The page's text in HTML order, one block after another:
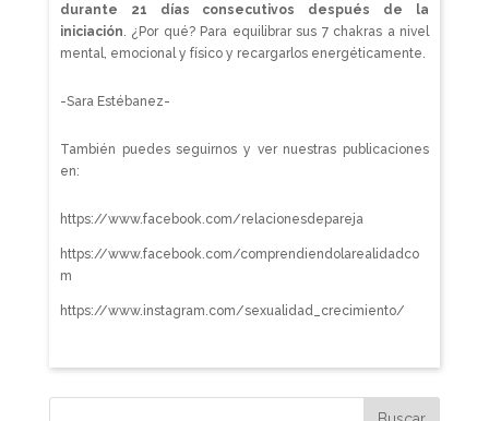
durante 21 días consecutivos después de la
iniciación. ¿Por qué? Para equilibrar sus 7 chakras a nivel
mental, emocional y físico y recargarlos energéticamente.
-Sara Estébanez-
También puedes seguirnos y ver nuestras publicaciones
en:
https://www.facebook.com/relacionesdepareja
https://www.facebook.com/comprendiendolarealidadco
m
https://www.instagram.com/sexualidad_crecimiento/